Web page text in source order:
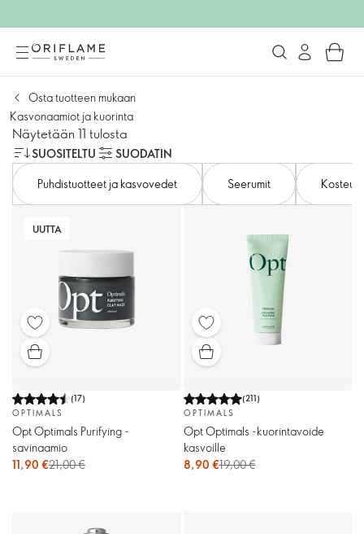
Osta tuotteen mukaan
Kasvonaamiot ja kuorinta
Näytetään 11 tulosta
SUOSITELTU
SUODATIN
Puhdistuotteet ja kasvovedet
Seerumit
UUTTA
(17)
OPTIMALS
Opt Optimals Purifying -
savinaamio
11,90 €21,00 €
(211)
OPTIMALS
Opt Optimals -kuorintavoide
kasvoille
8,90 €19,00 €